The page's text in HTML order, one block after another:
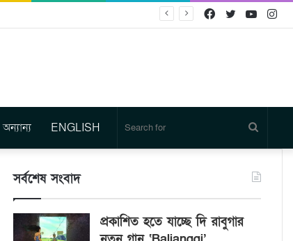
Twitter
Facebook
অন্যান্য ENGLISH
for
সর্বশেষ সংবাদ
প্রকাশিত হতে যাচ্ছে দি রাবুগার